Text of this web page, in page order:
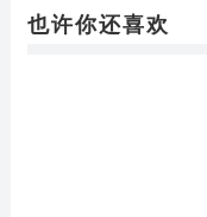
也许你还喜欢